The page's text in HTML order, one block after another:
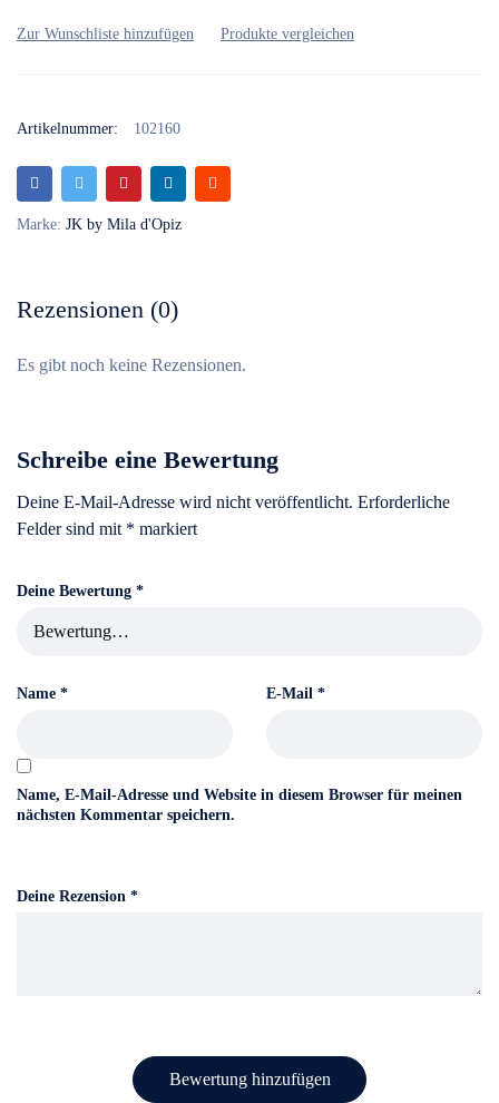
Artikelnummer: 102160
Marke: JK by Mila d'Opiz
Rezensionen (0)
Es gibt noch keine Rezensionen.
Schreibe eine Bewertung
Deine E-Mail-Adresse wird nicht veröffentlicht. Erforderliche
Felder sind mit * markiert
Deine Bewertung *
Deine Rezension *
Name * E-Mail *
Name, E-Mail-Adresse und Website in diesem Browser für meinen
nächsten Kommentar speichern.